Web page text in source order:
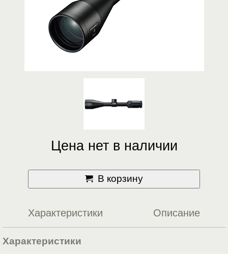
Цена нет в наличии
В корзину
Характеристики Описание
Характеристики